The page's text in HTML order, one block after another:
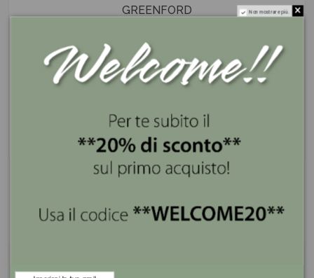
GREENFORD
Se lo compri ora lo ricevi entro 3 giorni
Spedizione gratis superiore a 100€
Non mostrare più.